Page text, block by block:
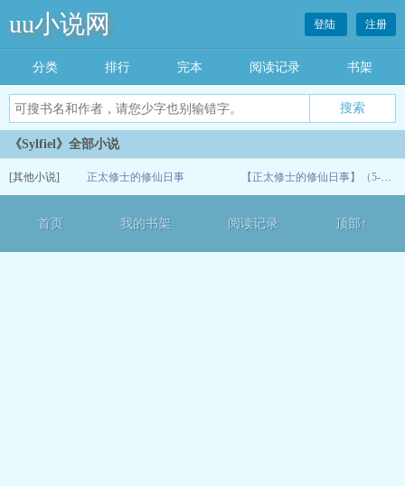
uu小说网 登陆 注册
分类 排行 完本 阅读记录 书架
《Sylfiel》全部小说
[其他小说] 正太修士的修仙日事 【正太修士的修仙日事】（5-8）
首页 我的书架 阅读记录 顶部↑